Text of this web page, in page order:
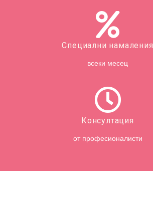
Специални намаления
всеки месец
Консултация
от професионалисти